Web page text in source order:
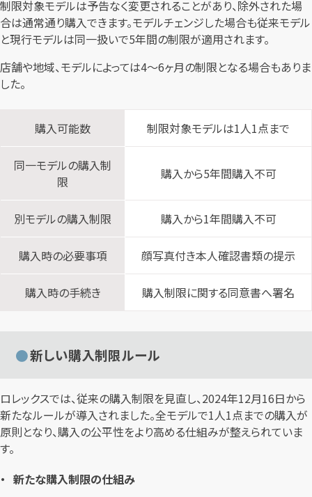
制限対象モデルは予告なく変更されることがあり、除外された場
合は通常通り購入できます。モデルチェンジした場合も従来モデル
と現行モデルは同一扱いで5年間の制限が適用されます。
店舗や地域、モデルによっては4〜6ヶ月の制限となる場合もありま
した。
購入可能数 制限対象モデルは1人1点まで
同一モデルの購入制
限
購入から5年間購入不可
別モデルの購入制限 購入から1年間購入不可
購入時の必要事項 顔写真付き本人確認書類の提示
購入時の手続き 購入制限に関する同意書へ署名
新しい購入制限ルール
ロレックスでは、従来の購入制限を見直し、2024年12月16日から
新たなルールが導入されました。全モデルで1人1点までの購入が
原則となり、購入の公平性をより高める仕組みが整えられていま
す。
新たな購入制限の仕組み